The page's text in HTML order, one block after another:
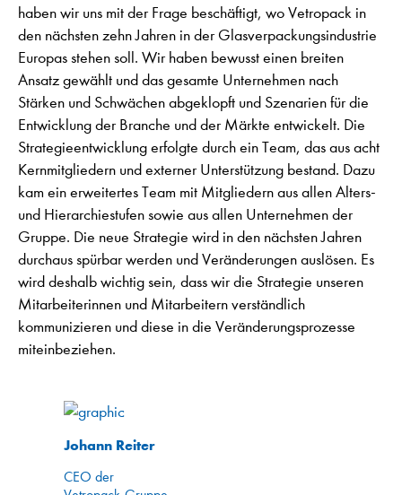
haben wir uns mit der Frage beschäftigt, wo Vetropack in
den nächsten zehn Jahren in der Glasverpackungsindustrie
Europas stehen soll. Wir haben bewusst einen breiten
Ansatz gewählt und das gesamte Unternehmen nach
Stärken und Schwächen abgeklopft und Szenarien für die
Entwicklung der Branche und der Märkte entwickelt. Die
Strategieentwicklung erfolgte durch ein Team, das aus acht
Kernmitgliedern und externer Unterstützung bestand. Dazu
kam ein erweitertes Team mit Mitgliedern aus allen Alters-
und Hierarchiestufen sowie aus allen Unternehmen der
Gruppe. Die neue Strategie wird in den nächsten Jahren
durchaus spürbar werden und Veränderungen auslösen. Es
wird deshalb wichtig sein, dass wir die Strategie unseren
Mitarbeiterinnen und Mitarbeitern verständlich
kommunizieren und diese in die Veränderungsprozesse
miteinbeziehen.
Johann Reiter
CEO der